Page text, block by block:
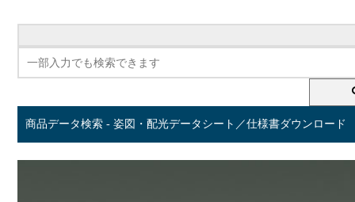
商品データ検索 - 姿図・配光データシート／仕様書ダウンロード